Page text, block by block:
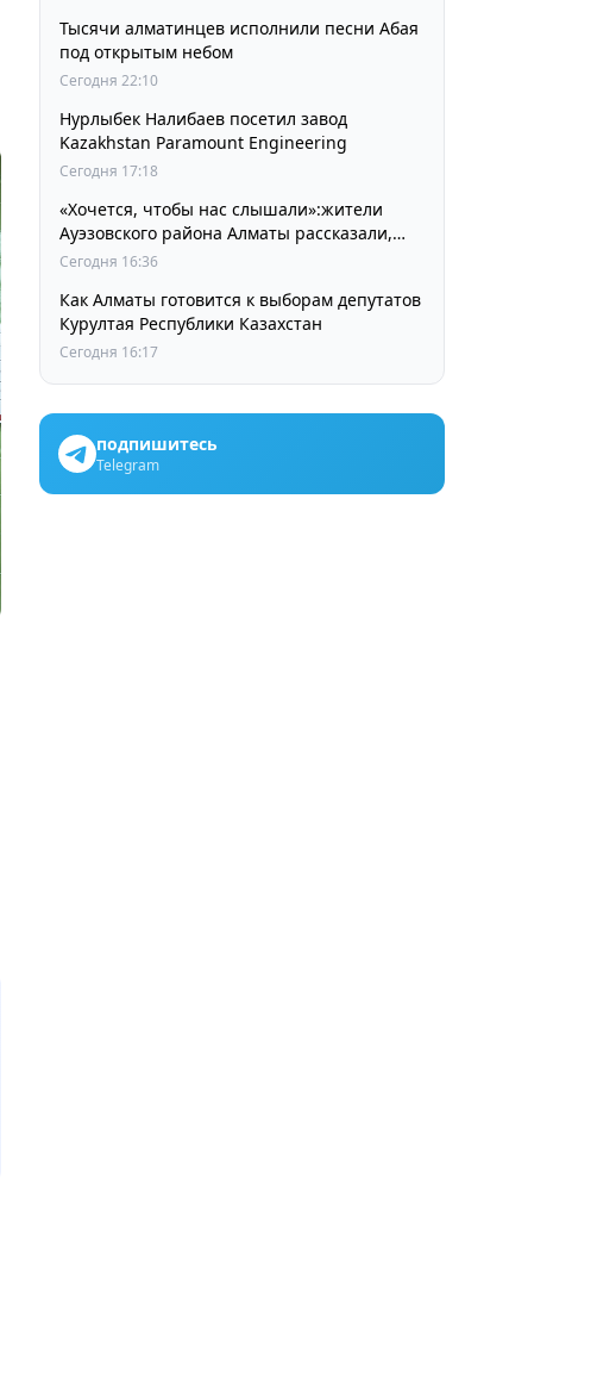
Тысячи алматинцев исполнили песни Абая
под открытым небом
Сегодня 22:10
Нурлыбек Налибаев посетил завод
Kazakhstan Paramount Engineering
Сегодня 17:18
«Хочется, чтобы нас слышали»:жители
Ауэзовского района Алматы рассказали,
чего ждут от выборов депутатов Курултая
Сегодня 16:36
Как Алматы готовится к выборам депутатов
Курултая Республики Казахстан
Сегодня 16:17
подпишитесь
Telegram